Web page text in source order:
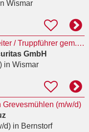
Wismar
Werkfeuerwehrmitarbeiter / Truppführer gem. FwDV 2 + Notfallsanitäter (m/w/d) in Wismar
GmbH
in Wismar
(m/w/d)
d)in Bernstorf